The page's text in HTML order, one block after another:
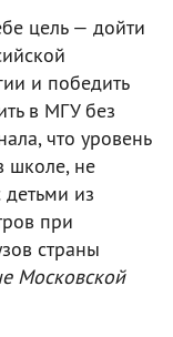
цель — дойти
и победить
в МГУ без
что уровень
школе, не
детьми из
при
страны
Московской